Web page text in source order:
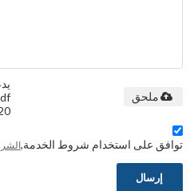
20
ملحق
توافق على استخدام شروط الخدمة,
إرسال